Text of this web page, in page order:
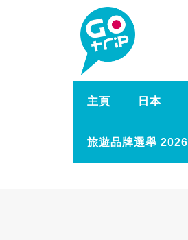
主頁 日本
旅遊品牌選舉 2026